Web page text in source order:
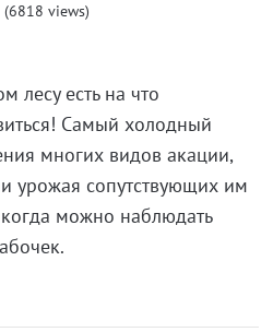
views)
лесу есть на что
Самый холодный
многих видов акации,
урожая сопутствующих им
можно наблюдать